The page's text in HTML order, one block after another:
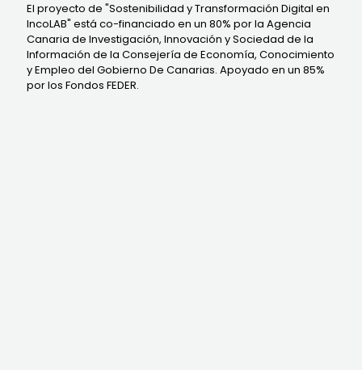
El proyecto de "Sostenibilidad y Transformación Digital en
IncoLAB" está co-financiado en un 80% por la Agencia
Canaria de Investigación, Innovación y Sociedad de la
Información de la Consejería de Economía, Conocimiento
y Empleo del Gobierno De Canarias. Apoyado en un 85%
por los Fondos FEDER.